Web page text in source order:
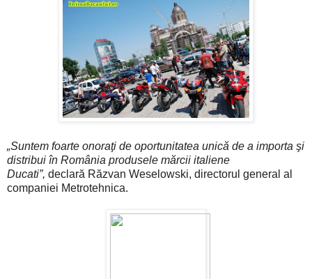
„Suntem foarte onoraţi de oportunitatea unică de a importa şi
distribui în România produsele mărcii italiene
Ducati”, declară Răzvan Weselowski, directorul general al
companiei Metrotehnica.